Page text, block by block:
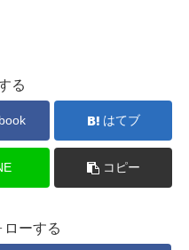
る
はてブ
コピー
ローする